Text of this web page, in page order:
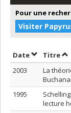
Pour une
Visiter
DateTrier par
Titre
2003
La
1995
lecture